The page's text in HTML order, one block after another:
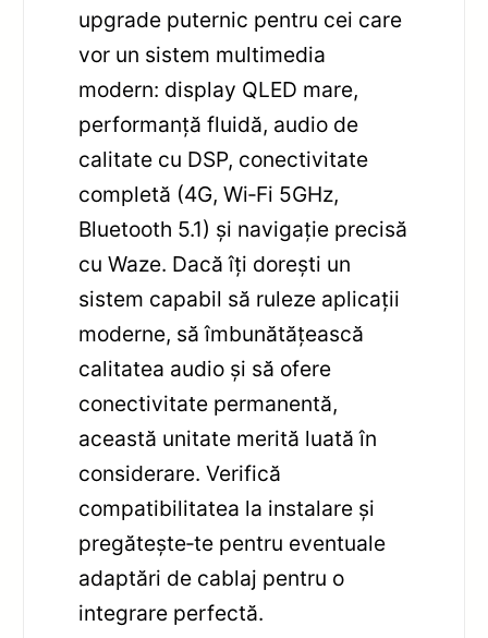
upgrade puternic pentru cei care
vor un sistem multimedia
modern: display QLED mare,
performanță fluidă, audio de
calitate cu DSP, conectivitate
completă (4G, Wi‑Fi 5GHz,
Bluetooth 5.1) și navigație precisă
cu Waze. Dacă îți dorești un
sistem capabil să ruleze aplicații
moderne, să îmbunătățească
calitatea audio și să ofere
conectivitate permanentă,
această unitate merită luată în
considerare. Verifică
compatibilitatea la instalare și
pregătește‑te pentru eventuale
adaptări de cablaj pentru o
integrare perfectă.